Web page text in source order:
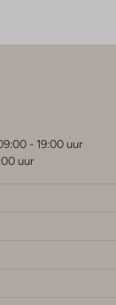
- 19:00 uur
uur